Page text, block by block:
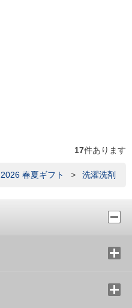
17件あります
2026 春夏ギフト > 洗濯洗剤